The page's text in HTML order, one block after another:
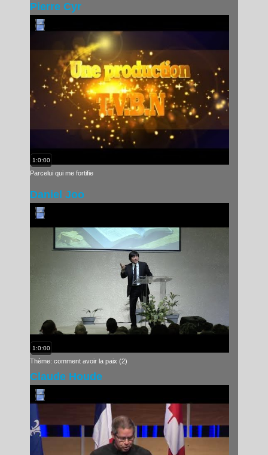
Pierre Cyr
1:0:00
Parcelui qui me fortifie
Daniel Joo
1:0:00
Thème: comment avoir la paix (2)
Claude Houde